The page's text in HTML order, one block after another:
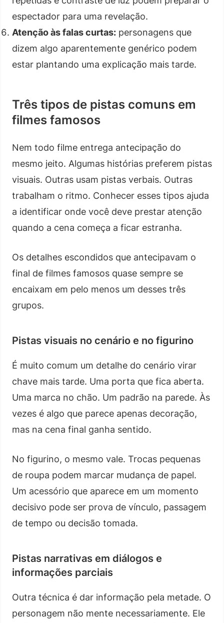
espectador para uma revelação.
Atenção às falas curtas: personagens que
dizem algo aparentemente genérico podem
estar plantando uma explicação mais tarde.
Três tipos de pistas comuns em
filmes famosos
Nem todo filme entrega antecipação do
mesmo jeito. Algumas histórias preferem pistas
visuais. Outras usam pistas verbais. Outras
trabalham o ritmo. Conhecer esses tipos ajuda
a identificar onde você deve prestar atenção
quando a cena começa a ficar estranha.
Os detalhes escondidos que antecipavam o
final de filmes famosos quase sempre se
encaixam em pelo menos um desses três
grupos.
Pistas visuais no cenário e no figurino
É muito comum um detalhe do cenário virar
chave mais tarde. Uma porta que fica aberta.
Uma marca no chão. Um padrão na parede. Às
vezes é algo que parece apenas decoração,
mas na cena final ganha sentido.
No figurino, o mesmo vale. Trocas pequenas
de roupa podem marcar mudança de papel.
Um acessório que aparece em um momento
decisivo pode ser prova de vínculo, passagem
de tempo ou decisão tomada.
Pistas narrativas em diálogos e
informações parciais
Outra técnica é dar informação pela metade. O
personagem não mente necessariamente. Ele